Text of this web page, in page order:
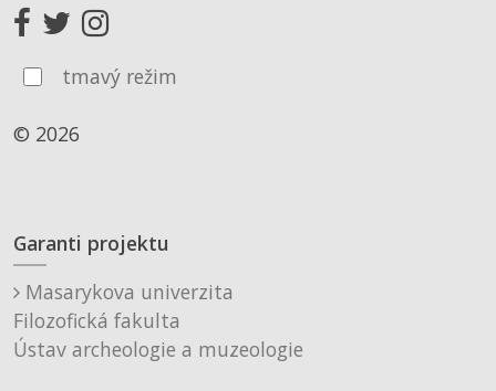
tmavý režim
© 2026
Garanti projektu
Masarykova univerzita
Filozofická fakulta
Ústav archeologie a muzeologie